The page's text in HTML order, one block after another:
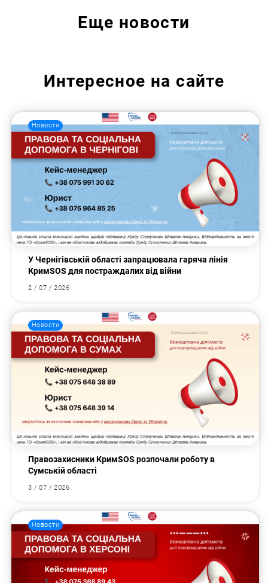
Еще новости
Интересное на сайте
Новости
У Чернігівській області запрацювала гаряча лінія
КримSOS для постраждалих від війни
2 / 07 / 2026
Новости
Правозахисники КримSOS розпочали роботу в
Сумській області
3 / 07 / 2026
Новости